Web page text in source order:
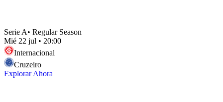
Serie A• Regular Season
Mié 22 jul • 20:00
Internacional
Cruzeiro
Explorar Ahora